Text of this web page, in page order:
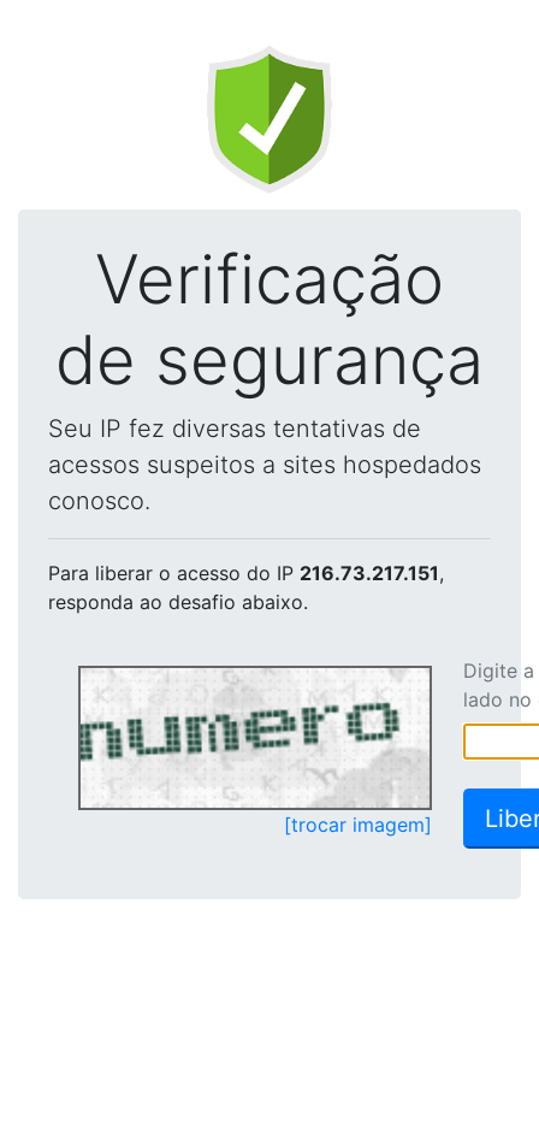
Verificação
de segurança
Seu IP fez diversas tentativas de
acessos suspeitos a sites hospedados
conosco.
Para liberar o acesso do IP 216.73.217.151,
responda ao desafio abaixo.
[trocar imagem]
Digite
lado no